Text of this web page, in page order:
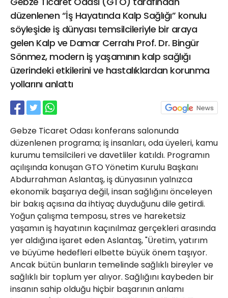
düzenlenen “İş Hayatında Kalp Sağlığı” konulu
söyleşide iş dünyası temsilcileriyle bir araya
gelen Kalp ve Damar Cerrahı Prof. Dr. Bingür
Sönmez, modern iş yaşamının kalp sağlığı
üzerindeki etkilerini ve hastalıklardan korunma
yollarını anlattı
Gebze Ticaret Odası konferans salonunda
düzenlenen programa; iş insanları, oda üyeleri, kamu
kurumu temsilcileri ve davetliler katıldı. Programın
açılışında konuşan GTO Yönetim Kurulu Başkanı
Abdurrahman Aslantaş, iş dünyasının yalnızca
ekonomik başarıya değil, insan sağlığını önceleyen
bir bakış açısına da ihtiyaç duyduğunu dile getirdi.
Yoğun çalışma temposu, stres ve hareketsiz
yaşamın iş hayatının kaçınılmaz gerçekleri arasında
yer aldığına işaret eden Aslantaş, "Üretim, yatırım
ve büyüme hedefleri elbette büyük önem taşıyor.
Ancak bütün bunların temelinde sağlıklı bireyler ve
sağlıklı bir toplum yer alıyor. Sağlığını kaybeden bir
insanın sahip olduğu hiçbir başarının anlamı
21 Gölcük
02624132333
haber@golcukpostasi.com